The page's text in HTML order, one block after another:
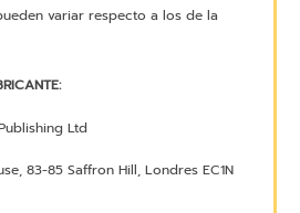
variar respecto a los de la
Ltd
83-85 Saffron Hill, Londres EC1N